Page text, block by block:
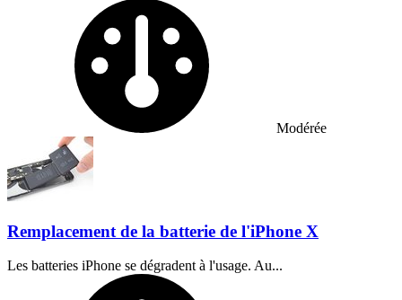
Modérée
Remplacement de la batterie de l'iPhone X
Les batteries iPhone se dégradent à l'usage. Au...